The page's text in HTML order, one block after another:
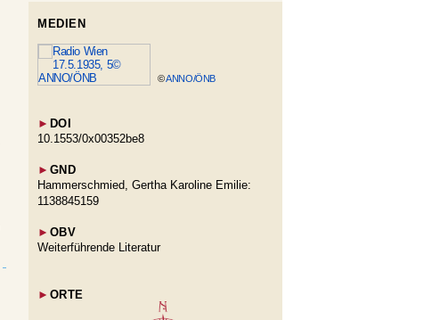
MEDIEN
©ANNO/ÖNB
► DOI
10.1553/0x00352be8
► GND
Hammerschmied, Gertha Karoline Emilie:
1138845159
► OBV
Weiterführende Literatur
► ORTE